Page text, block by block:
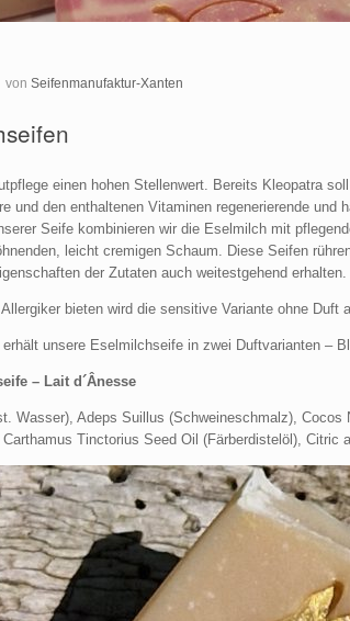
von Seifenmanufaktur-Xanten
einen hohen Stellenwert. Bereits Kleopatra
und den enthaltenen Vitaminen regenerierende
Seife kombinieren wir die Eselmilch mit
leicht cremigen Schaum. Diese Seifen
der Zutaten auch weitestgehend erhalten.
bieten wird die sensitive Variante ohne Duft
unsere Eselmilchseife in zwei Duftvarianten –
– Lait d´Ânesse
Wasser), Adeps Suillus (Schweineschmalz),
Tinctorius Seed Oil (Färberdistelöl),